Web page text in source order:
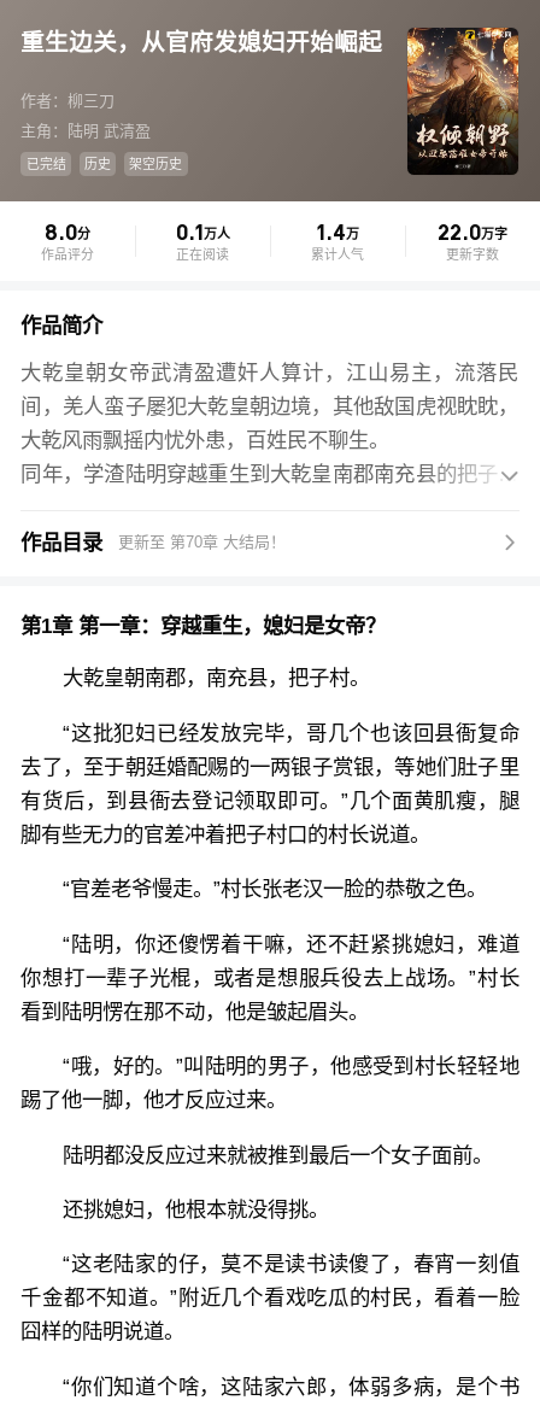
重生边关，从官府发媳妇开始崛起
作者：柳三刀
主角：陆明 武清盈
已完结 历史 架空历史
8.0分
作品评分
0.1万人
正在阅读
1.4万
累计人气
22.0万字
更新字数
作品简介
大乾皇朝女帝武清盈遭奸人算计，江山易主，流落民
间，羌人蛮子屡犯大乾皇朝边境，其他敌国虎视眈眈，
大乾风雨飘摇内忧外患，百姓民不聊生。
同年，学渣陆明穿越重生到大乾皇南郡南充县的把子村
主陆家是一家子奇葩，偏心，刻薄，一门心思想让陆明
女帝暗中扶持，从南充县开始抵抗羌人蛮夷入侵。
在这期间，陆明改革南充县，大力发展农业，培育种
子，发明化肥增产，提高冶铁技术，研发枪械提升军队
食，深得百姓爱戴。
陆明一路招兵扩军，从一小兵到手握重兵的边疆大吏。
数年以后，大乾皇朝天下分崩离析，叛军围困皇城，皇
朝岌岌可危，陆明奉旨进军平乱，看着皇城上等待救援
的女帝，陆明惊骇的发现，陪伴他同生共死的夫人，竟

作品目录 更新至 第70章 大结局！ 
第1章 第一章：穿越重生，媳妇是女帝？
大乾皇朝南郡，南充县，把子村。
“这批犯妇已经发放完毕，哥几个也该回县衙复命
去了，至于朝廷婚配赐的一两银子赏银，等她们肚子里
有货后，到县衙去登记领取即可。”几个面黄肌瘦，腿
脚有些无力的官差冲着把子村口的村长说道。
“官差老爷慢走。”村长张老汉一脸的恭敬之色。
“陆明，你还傻愣着干嘛，还不赶紧挑媳妇，难道
你想打一辈子光棍，或者是想服兵役去上战场。”村长
看到陆明愣在那不动，他是皱起眉头。
“哦，好的。”叫陆明的男子，他感受到村长轻轻地
踢了他一脚，他才反应过来。
陆明都没反应过来就被推到最后一个女子面前。
还挑媳妇，他根本就没得挑。
“这老陆家的仔，莫不是读书读傻了，春宵一刻值
千金都不知道。”附近几个看戏吃瓜的村民，看着一脸
囧样的陆明说道。
“你们知道个啥，这陆家六郎，体弱多病，是个书